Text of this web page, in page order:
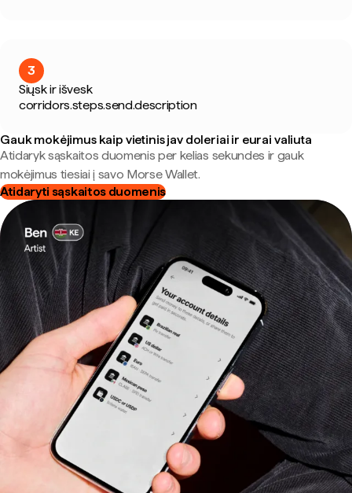
3
Siųsk ir išvesk
corridors.steps.send.description
Gauk mokėjimus kaip vietinis jav doleriai ir eurai valiuta
Atidaryk sąskaitos duomenis per kelias sekundes ir gauk
mokėjimus tiesiai į savo Morse Wallet.
Atidaryti sąskaitos duomenis